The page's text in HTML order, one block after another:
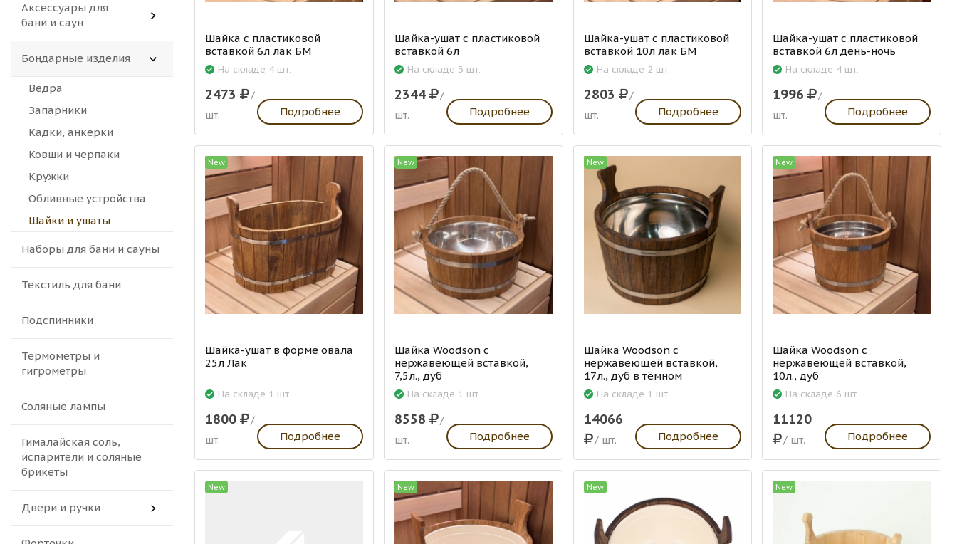
Аксессуары для
бани и саун
Бондарные изделия
Ведра
Запарники
Кадки, анкерки
Ковши и черпаки
Кружки
Обливные устройства
Шайки и ушаты
Наборы для бани и сауны
Текстиль для бани
Подспинники
Термометры и
гигрометры
Соляные лампы
Гималайская соль,
испарители и соляные
брикеты
Двери и ручки
Шайка с пластиковой
вставкой 6л лак БМ
На складе 4 шт.
2473
/
шт.
Подробнее
Шайка-ушат с пластиковой
вставкой 6л
На складе 3 шт.
2344
/
шт.
Подробнее
Шайка-ушат с пластиковой
вставкой 10л лак БМ
На складе 2 шт.
2803
/
шт.
Подробнее
Шайка-ушат с пластиковой
вставкой 6л день-ночь
На складе 4 шт.
1996
/
шт.
Подробнее
New
Шайка-ушат в форме овала
25л Лак
На складе 1 шт.
1800
/
шт.
Подробнее
New
Шайка Woodson с
нержавеющей вставкой,
7,5л., дуб
На складе 1 шт.
8558
/
шт.
Подробнее
New
Шайка Woodson с
нержавеющей вставкой,
17л., дуб в тёмном
На складе 1 шт.
14066
/ шт. Подробнее
New
Шайка Woodson с
нержавеющей вставкой,
10л., дуб
На складе 6 шт.
11120
/ шт. Подробнее
New New New New